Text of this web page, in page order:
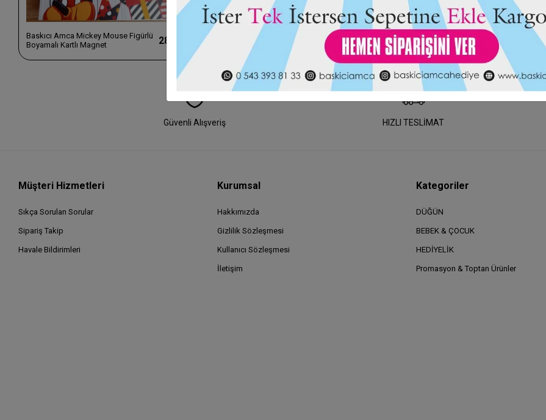
Baskıcı Amca Mickey Mouse Figürlü
Boyamalı Kartlı Magnet
28,00 TL
Baskıcı Amca Kurdaleli Pleksi
Magnet
25,00 TL
Baskıcı Amca Kuğulu Boyalı Magnet
Kutulu
Güvenli Alışveriş HIZLI TESLİMAT
Müşteri Hizmetleri
Sıkça Sorulan Sorular
Sipariş Takip
Havale Bildirimleri
Kurumsal
Hakkımızda
Gizlilik Sözleşmesi
Kullanıcı Sözleşmesi
İletişim
Kategoriler
DÜĞÜN
BEBEK & ÇOCUK
HEDİYELİK
Promasyon & Toptan Ürünler